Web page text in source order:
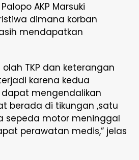
AKP Marsuki
dimana korban
mendapatkan
olah TKP dan keterangan
karena kedua
mengendalikan
berada di tikungan ,satu
sepeda motor meninggal
perawatan medis,” jelas